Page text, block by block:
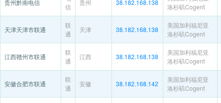
贵州黔南电信
信
贵州 38.182.168.138
洛杉矶Cogent
天津天津市联通
联
通
天津 38.182.168.138
美国加利福尼亚
洛杉矶Cogent
江西赣州市联通
联
通
江西 38.182.168.138
美国加利福尼亚
洛杉矶Cogent
安徽合肥市联通
联
通
安徽 38.182.168.142
美国加利福尼亚
洛杉矶Cogent